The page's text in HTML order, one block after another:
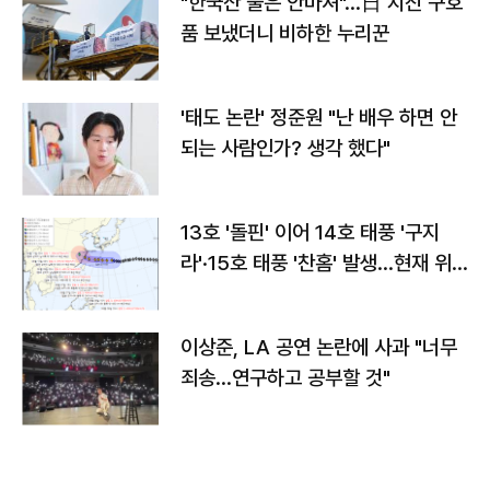
품 보냈더니 비하한 누리꾼
'태도 논란' 정준원 "난 배우 하면 안
되는 사람인가? 생각 했다"
13호 '돌핀' 이어 14호 태풍 '구지
라'·15호 태풍 '찬홈' 발생…현재 위
이상준, LA 공연 논란에 사과 "너무
죄송…연구하고 공부할 것"